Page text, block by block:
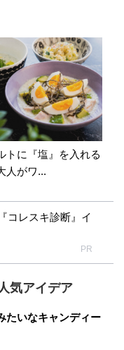
トに『塩』を入れる
人がワ...
コレスキ診断』イ
PR
気アイデア
たいなキャンディー